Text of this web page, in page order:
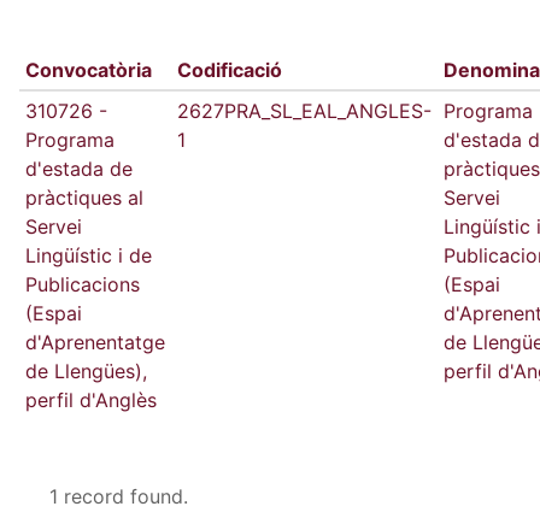
Convocatòria Codificació
310726 -
Programa
d'estada de
pràctiques al
Servei
Lingüístic i de
Publicacions
(Espai
d'Aprenentatge
de Llengües),
perfil d'Anglès
2627PRA_SL_EAL_ANGLES-
1
Programa
d'estada
Servei
Lingüístic
(Espai
de
perfil
1 record found.